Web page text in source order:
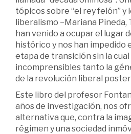
tópicos sobre “el rey felón” y
liberalismo –Mariana Pineda,
han venido a ocupar el lugar
histórico y nos han impedido
etapa de transición sin la
incomprensibles tanto la
de la revolución liberal
Este libro del profesor
años de investigación, nos
alternativa que, contra la
régimen y una sociedad